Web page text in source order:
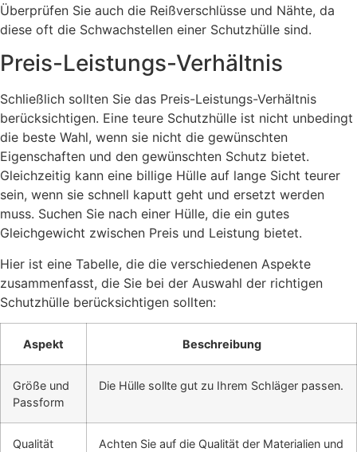
Überprüfen Sie auch die Reißverschlüsse und Nähte, da
diese oft die Schwachstellen einer Schutzhülle sind.
Preis-Leistungs-Verhältnis
Schließlich sollten Sie das Preis-Leistungs-Verhältnis
berücksichtigen. Eine teure Schutzhülle ist nicht unbedingt
die beste Wahl, wenn sie nicht die gewünschten
Eigenschaften und den gewünschten Schutz bietet.
Gleichzeitig kann eine billige Hülle auf lange Sicht teurer
sein, wenn sie schnell kaputt geht und ersetzt werden
muss. Suchen Sie nach einer Hülle, die ein gutes
Gleichgewicht zwischen Preis und Leistung bietet.
Hier ist eine Tabelle, die die verschiedenen Aspekte
zusammenfasst, die Sie bei der Auswahl der richtigen
Schutzhülle berücksichtigen sollten:
Aspekt Beschreibung
Größe und
Passform
Die Hülle sollte gut zu Ihrem Schläger passen.
Qualität
Achten Sie auf die Qualität der Materialien und